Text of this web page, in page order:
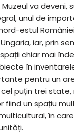
va deveni,
unul de
estul
iar, prin
chiar mai
în
pentru un
puțin trei state,
fiind un spațiu
în